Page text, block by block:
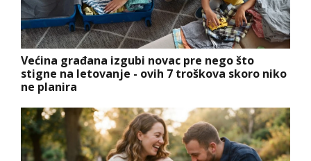
Većina građana izgubi novac pre nego što
stigne na letovanje - ovih 7 troškova skoro niko
ne planira